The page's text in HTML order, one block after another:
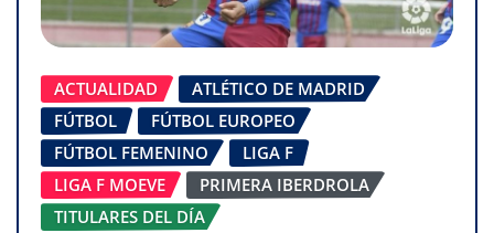
ACTUALIDAD
ATLÉTICO DE MADRID
FÚTBOL
FÚTBOL EUROPEO
FÚTBOL FEMENINO
LIGA F
LIGA F MOEVE
PRIMERA IBERDROLA
TITULARES DEL DÍA